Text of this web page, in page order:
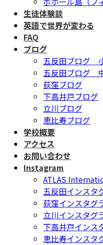
生徒体験談
英語で世界が変わる
FAQ
ブログ
五反田ブログ
五反田ブログ
荻窪ブログ
下高井戸ブログ
立川ブログ
恵比寿ブログ
学校概要
アクセス
お問い合わせ
Instagram
ATLAS
五反田インスタ
荻窪インスタグ
立川インスタグ
下高井戸インス
恵比寿インスタ